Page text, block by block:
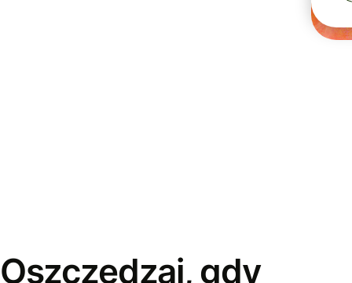
Oszczędzaj, gdy